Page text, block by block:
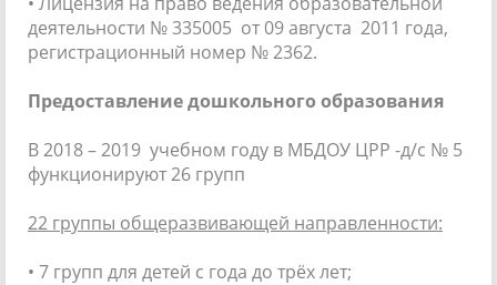
деятельности № 335005 от 09 августа 2011 года,
регистрационный номер № 2362.
Предоставление дошкольного образования
В 2018 – 2019 учебном году в МБДОУ ЦРР -д/с № 5
функционируют 26 групп
22 группы общеразвивающей направленности:
• 7 групп для детей с года до трёх лет;